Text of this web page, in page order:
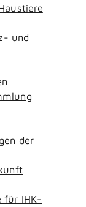
und
der
für IHK-